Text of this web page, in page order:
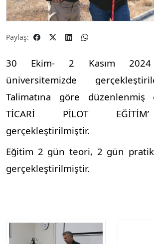
Paylaş:
30 Ekim- 2 Kasım 2024
üniversitemizde
Talimatına göre
TİCARİ PİLOT
gerçekleştirilmiştir.
Eğitim 2 gün teori, 2 gün
gerçekleştirilmiştir.